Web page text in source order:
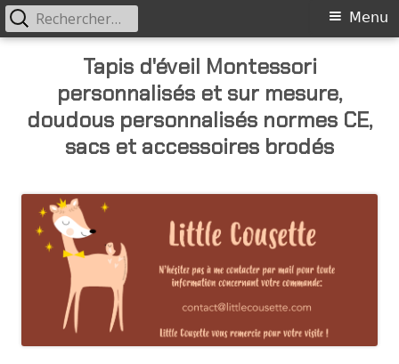
Tapis d'éveil Montessori
personnalisés et sur mesure,
doudous personnalisés normes CE,
sacs et accessoires brodés
Primary
Menu
Rechercher :